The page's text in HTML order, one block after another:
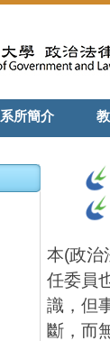
系所簡介
本(政治
任委員
識，但
斷，而